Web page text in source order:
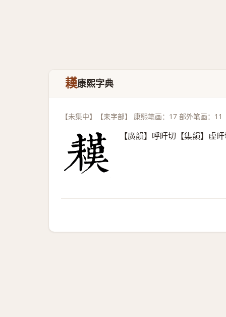
䎯康熙字典
【未集中】【耒字部】 康熙笔画：17 部外笔画：11
【廣韻】呼旰切【集韻】虛